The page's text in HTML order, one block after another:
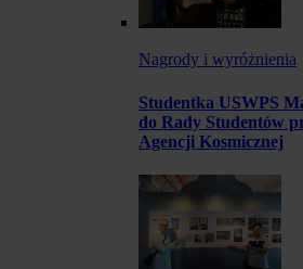
Nagrody i wyróżnienia
Studentka USWPS
do Rady Studentów
Agencji Kosmicznej